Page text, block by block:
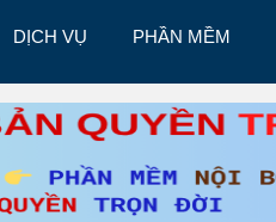
DỊCH VỤ PHẦN MỀM